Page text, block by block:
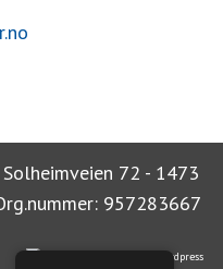
Solheimveien 72 - 1473
957283667
idium wordpress